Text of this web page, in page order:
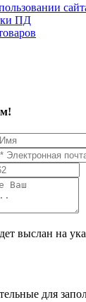
ПД
выслан на
для